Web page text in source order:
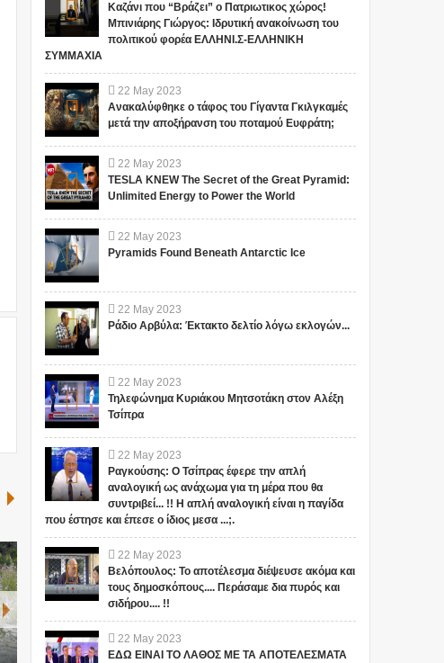
Καζάνι που “Βράζει” ο Πατριωτικος χώρος!
Μπινιάρης Γιώργος: Ιδρυτική ανακοίνωση του
πολιτικού φορέα ΕΛΛΗΝΙ.Σ-ΕΛΛΗΝΙΚΗ
ΣΥΜΜΑΧΙΑ
22 May 2023
Ανακαλύφθηκε ο τάφος του Γίγαντα Γκιλγκαμές
μετά την αποξήρανση του ποταμού Ευφράτη;
22 May 2023
TESLA KNEW The Secret of the Great Pyramid:
Unlimited Energy to Power the World
22 May 2023
Pyramids Found Beneath Antarctic Ice
22 May 2023
Ράδιο Αρβύλα: Έκτακτο δελτίο λόγω εκλογών...
22 May 2023
Τηλεφώνημα Κυριάκου Μητσοτάκη στον Αλέξη
Τσίπρα
22 May 2023
Ραγκούσης: Ο Τσίπρας έφερε την απλή
αναλογική ως ανάχωμα για τη μέρα που θα
συντριβεί... !! Η απλή αναλογική είναι η παγίδα
που έστησε και έπεσε ο ίδιος μεσα ...;.
22 May 2023
Βελόπουλος: Το αποτέλεσμα διέψευσε ακόμα και
τους δημοσκόπους.... Περάσαμε δια πυρός και
σιδήρου.... !!
22 May 2023
ΕΔΩ ΕΙΝΑΙ ΤΟ ΛΑΘΟΣ ΜΕ ΤΑ ΑΠΟΤΕΛΕΣΜΑΤΑ